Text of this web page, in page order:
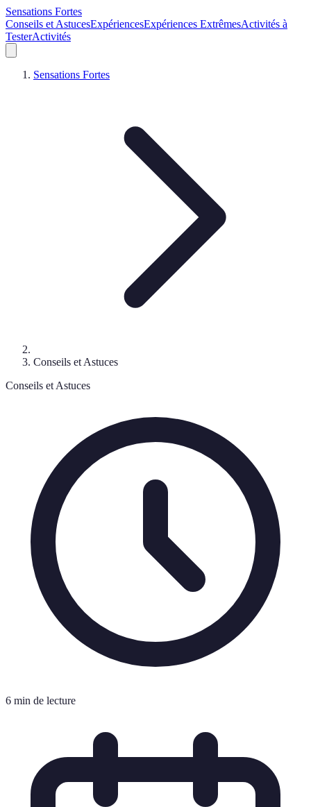
Sensations Fortes
Conseils et AstucesExpériencesExpériences ExtrêmesActivités à
TesterActivités
Sensations Fortes
Conseils et Astuces
Conseils et Astuces
6 min de lecture